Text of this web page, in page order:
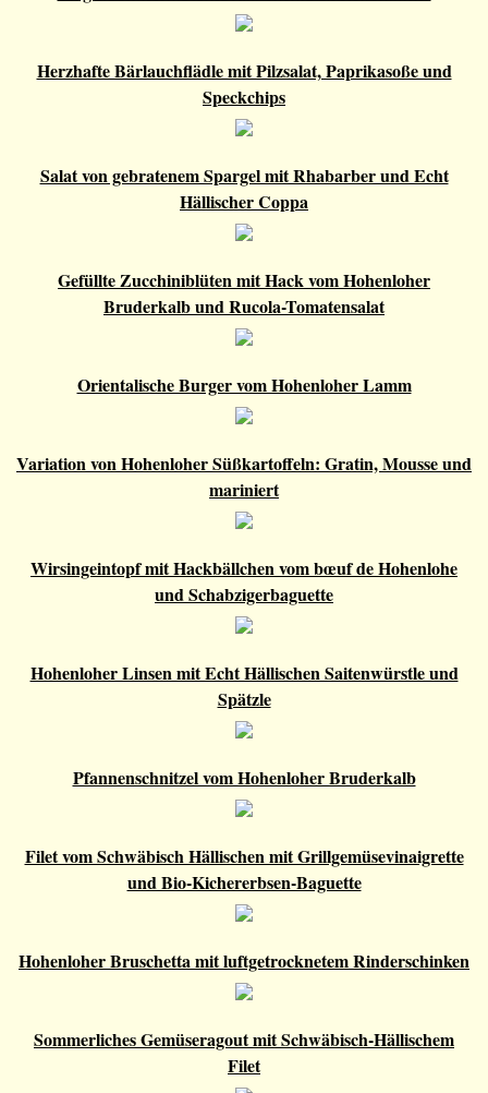
Herzhafte Bärlauchflädle mit Pilzsalat, Paprikasoße und
Speckchips
Salat von gebratenem Spargel mit Rhabarber und Echt
Hällischer Coppa
Gefüllte Zucchiniblüten mit Hack vom Hohenloher
Bruderkalb und Rucola-Tomatensalat
Orientalische Burger vom Hohenloher Lamm
Variation von Hohenloher Süßkartoffeln: Gratin, Mousse und
mariniert
Wirsingeintopf mit Hackbällchen vom bœuf de Hohenlohe
und Schabzigerbaguette
Hohenloher Linsen mit Echt Hällischen Saitenwürstle und
Spätzle
Pfannenschnitzel vom Hohenloher Bruderkalb
Filet vom Schwäbisch Hällischen mit Grillgemüsevinaigrette
und Bio-Kichererbsen-Baguette
Hohenloher Bruschetta mit luftgetrocknetem Rinderschinken
Sommerliches Gemüseragout mit Schwäbisch-Hällischem
Filet